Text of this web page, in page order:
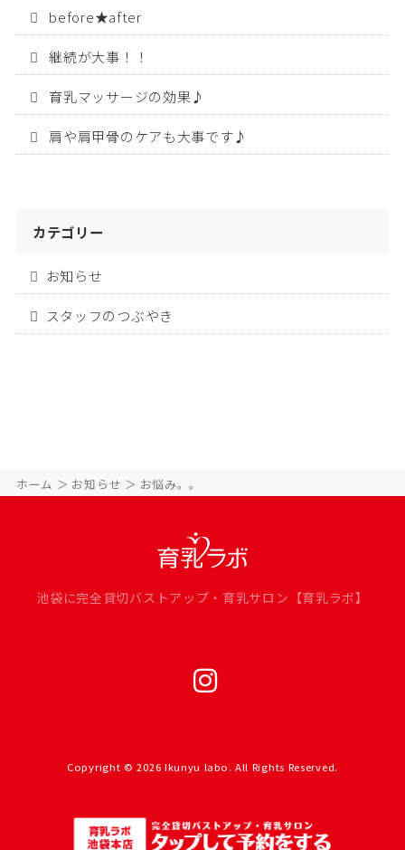
before★after
継続が大事！！
育乳マッサージの効果♪
肩や肩甲骨のケアも大事です♪
カテゴリー
お知らせ
スタッフのつぶやき
ホーム お知らせ お悩み。。
池袋に完全貸切バストアップ・育乳サロン【育乳ラボ】
Copyright © 2026 Ikunyu labo. All Rights Reserved.